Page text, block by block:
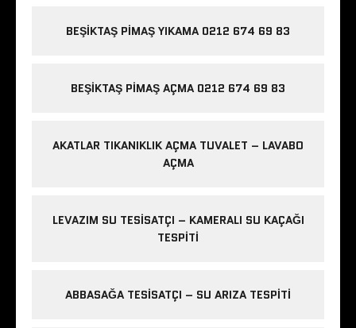
BEŞIKTAŞ PIMAŞ YIKAMA 0212 674 69 83
BEŞIKTAŞ PIMAŞ AÇMA 0212 674 69 83
AKATLAR TIKANIKLIK AÇMA TUVALET – LAVABO
AÇMA
LEVAZIM SU TESISATÇI – KAMERALI SU KAÇAĞI
TESPITI
ABBASAĞA TESISATÇI – SU ARIZA TESPITI